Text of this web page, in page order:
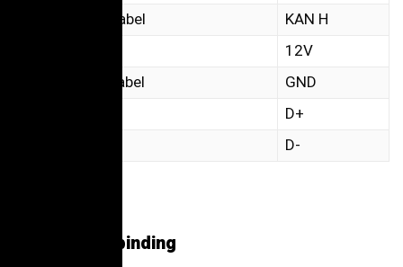
Groen/Witte kabel
KAN H
12V
Blauw/Witte kabel
GND
D+
D-
Ethernetverbinding